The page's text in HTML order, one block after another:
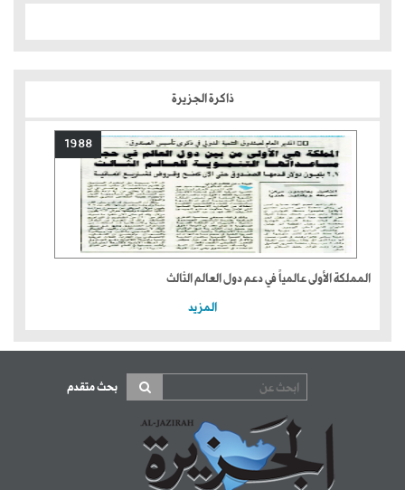
ذاكرة الجزيرة
1988
المملكة الأولى عالمياً في دعم دول العالم الثالث
المزيد
بحث متقدم